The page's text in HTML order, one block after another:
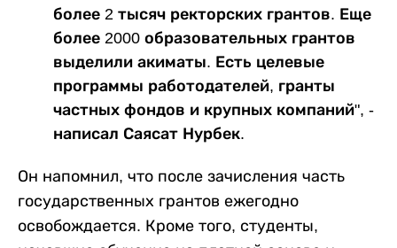
более 2 тысяч ректорских грантов. Еще
более 2000 образовательных грантов
выделили акиматы. Есть целевые
программы работодателей, гранты
частных фондов и крупных компаний", -
написал Саясат Нурбек.
Он напомнил, что после зачисления часть
государственных грантов ежегодно
освобождается. Кроме того, студенты,